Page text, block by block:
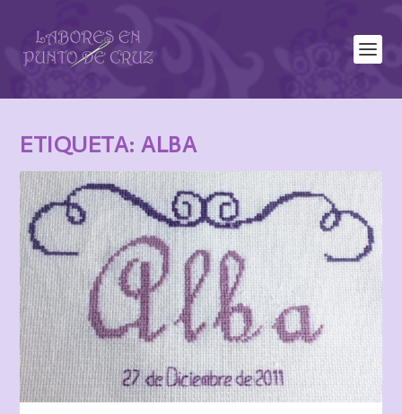
ETIQUETA:ALBA